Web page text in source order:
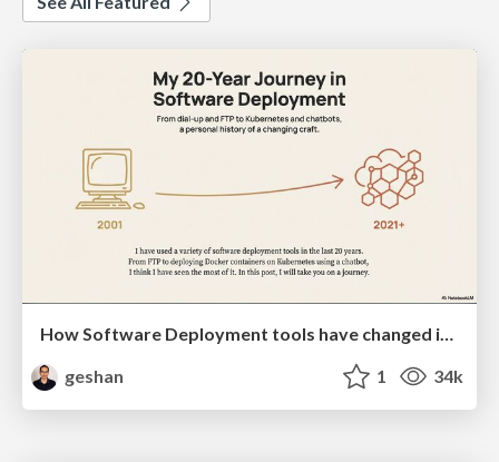
How Software Deployment tools have changed in the past 20 years
geshan
1 34k